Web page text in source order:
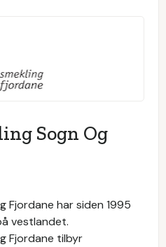
Sogn Og
Fjordane har siden 1995
vestlandet.
Fjordane tilbyr